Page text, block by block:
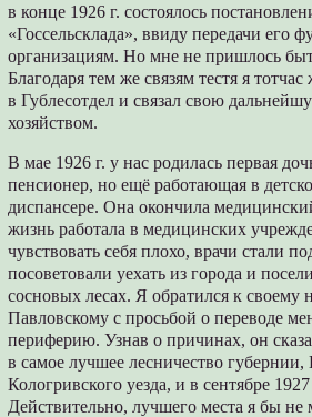
в конце 1926 г. состоялось
«Госсельсклада», ввиду передачи его
организациям. Но мне не пришлось
Благодаря тем же связям тестя я
в Гублесотдел и связал свою
хозяйством.
В мае 1926 г. у нас родилась первая
пенсионер, но ещё работающая в
диспансере. Она окончила
жизнь работала в медицинских
чувствовать себя плохо, врачи стали
посоветовали уехать из города и
сосновых лесах. Я обратился к своему
Павловскому с просьбой о переводе
периферию. Узнав о причинах, он
в самое лучшее лесничество губернии,
Кологривского уезда, и в сентябре 1927
Действительно, лучшего места я бы не